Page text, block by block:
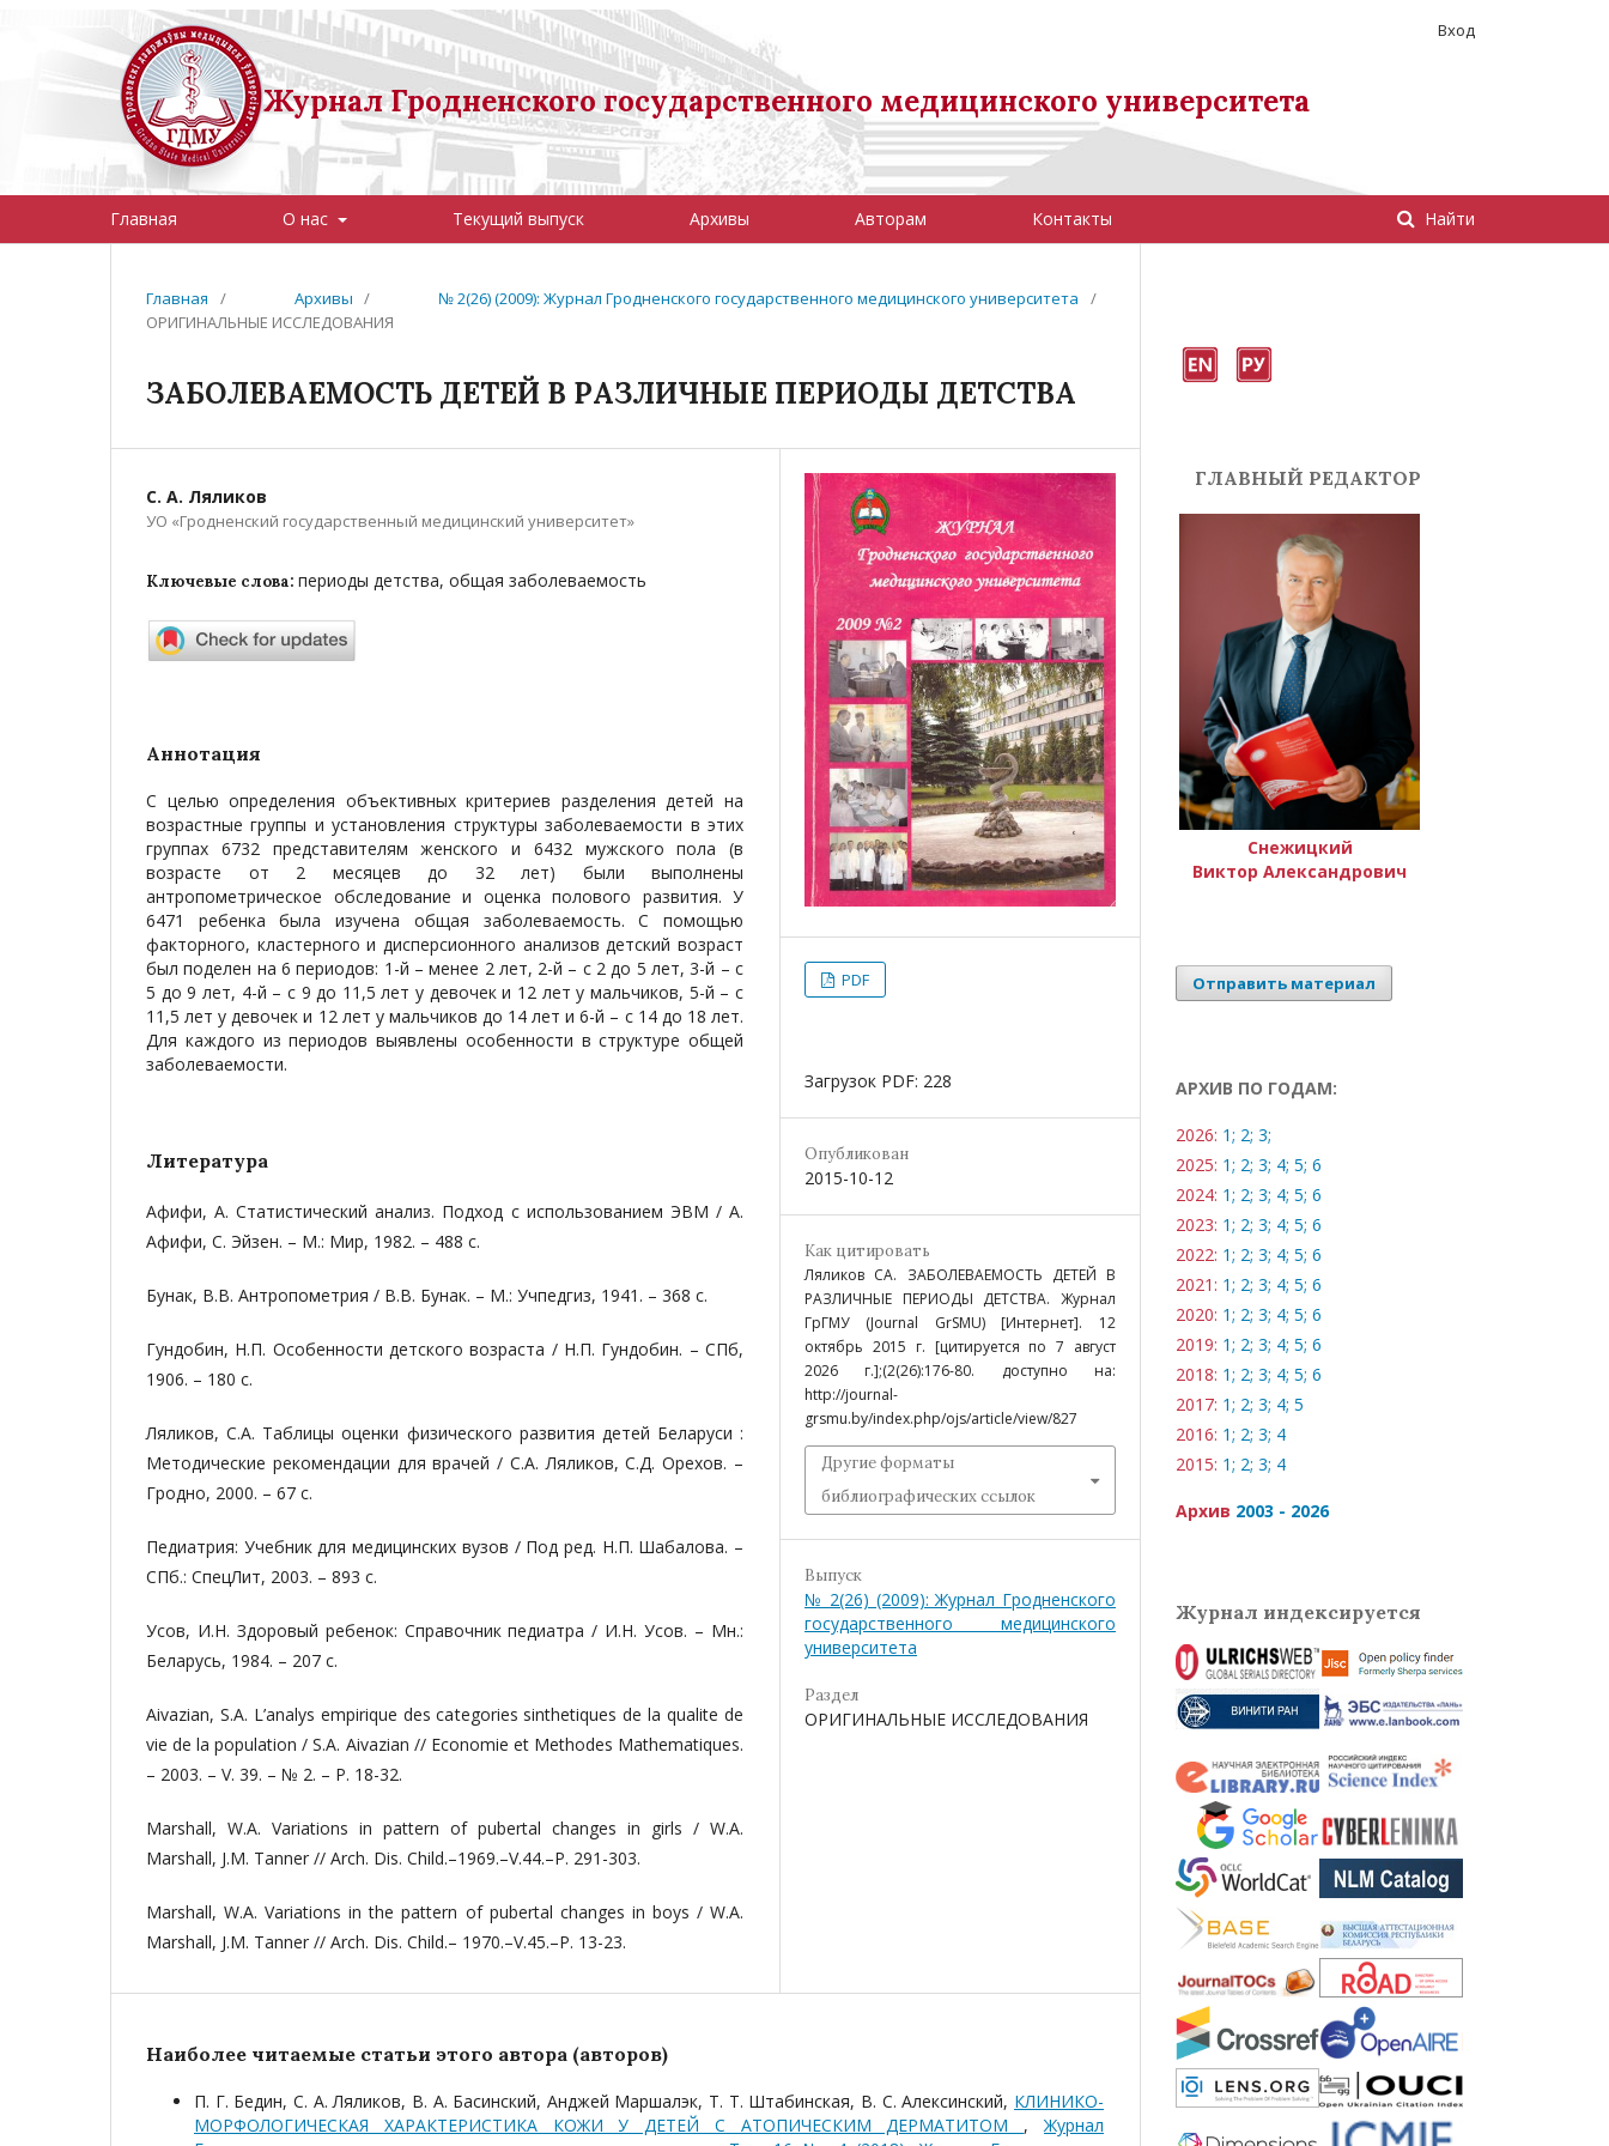
Журнал Гродненского государственного медицинского университета
Главная О нас Текущий выпуск Архивы Авторам Контакты Найти
Вход
Главная / Архивы / № 2(26) (2009): Журнал Гродненского государственного медицинского университета
/
ОРИГИНАЛЬНЫЕ ИССЛЕДОВАНИЯ
ЗАБОЛЕВАЕМОСТЬ ДЕТЕЙ В РАЗЛИЧНЫЕ ПЕРИОДЫ ДЕТСТВА
С. А. Ляликов
УО «Гродненский государственный медицинский университет»
Ключевые слова: периоды детства, общая заболеваемость
Аннотация
С целью определения объективных критериев разделения детей на
возрастные группы и установления структуры заболеваемости в этих
группах 6732 представителям женского и 6432 мужского пола (в
возрасте от 2 месяцев до 32 лет) были выполнены
антропометрическое обследование и оценка полового развития. У
6471 ребенка была изучена общая заболеваемость. С помощью
факторного, кластерного и дисперсионного анализов детский возраст
был поделен на 6 периодов: 1-й – менее 2 лет, 2-й – с 2 до 5 лет, 3-й – с
5 до 9 лет, 4-й – с 9 до 11,5 лет у девочек и 12 лет у мальчиков, 5-й – с
11,5 лет у девочек и 12 лет у мальчиков до 14 лет и 6-й – с 14 до 18 лет.
Для каждого из периодов выявлены особенности в структуре общей
заболеваемости.
Литература
Афифи, А. Статистический анализ. Подход с использованием ЭВМ / А.
Афифи, С. Эйзен. – М.: Мир, 1982. – 488 с.
Бунак, В.В. Антропометрия / В.В. Бунак. – М.: Учпедгиз, 1941. – 368 с.
Гундобин, Н.П. Особенности детского возраста / Н.П. Гундобин. – СПб,
1906. – 180 с.
Ляликов, С.А. Таблицы оценки физического развития детей Беларуси :
Методические рекомендации для врачей / С.А. Ляликов, С.Д. Орехов. –
Гродно, 2000. – 67 с.
Педиатрия: Учебник для медицинских вузов / Под ред. Н.П. Шабалова. –
СПб.: СпецЛит, 2003. – 893 с.
Усов, И.Н. Здоровый ребенок: Справочник педиатра / И.Н. Усов. – Мн.:
Беларусь, 1984. – 207 с.
Aivazian, S.A. L’analys empirique des categories sinthetiques de la qualite de
vie de la population / S.A. Aivazian // Economie et Methodes Mathematiques.
– 2003. – V. 39. – № 2. – P. 18-32.
Marshall, W.A. Variations in pattern of pubertal changes in girls / W.A.
Marshall, J.M. Tanner // Arch. Dis. Child.–1969.–V.44.–P. 291-303.
Marshall, W.A. Variations in the pattern of pubertal changes in boys / W.A.
Marshall, J.M. Tanner // Arch. Dis. Child.– 1970.–V.45.–P. 13-23.
PDF
Загрузок PDF: 228
Опубликован
2015-10-12
Как цитировать
Ляликов СА. ЗАБОЛЕВАЕМОСТЬ ДЕТЕЙ В
РАЗЛИЧНЫЕ ПЕРИОДЫ ДЕТСТВА. Журнал
ГрГМУ (Journal GrSMU) [Интернет]. 12
октябрь 2015 г. [цитируется по 7 август
2026 г.];(2(26):176-80. доступно на:
http://journal-
grsmu.by/index.php/ojs/article/view/827
Другие форматы
библиографических ссылок
Выпуск
№ 2(26) (2009): Журнал Гродненского
государственного медицинского
университета
Раздел
ОРИГИНАЛЬНЫЕ ИССЛЕДОВАНИЯ
Наиболее читаемые статьи этого автора (авторов)
П. Г. Бедин, С. А. Ляликов, В. А. Басинский, Анджей Маршалэк, Т. Т. Штабинская, В. С. Алексинский, КЛИНИКО-
МОРФОЛОГИЧЕСКАЯ ХАРАКТЕРИСТИКА КОЖИ У ДЕТЕЙ С АТОПИЧЕСКИМ ДЕРМАТИТОМ ,Журнал
ГЛАВНЫЙ РЕДАКТОР
Снежицкий
Виктор Александрович
Отправить материал
АРХИВ ПО ГОДАМ:
2026: 1; 2; 3;
2025: 1; 2; 3; 4; 5; 6
2024: 1; 2; 3; 4; 5; 6
2023: 1; 2; 3; 4; 5; 6
2022: 1; 2; 3; 4; 5; 6
2021: 1; 2; 3; 4; 5; 6
2020: 1; 2; 3; 4; 5; 6
2019: 1; 2; 3; 4; 5; 6
2018: 1; 2; 3; 4; 5; 6
2017: 1; 2; 3; 4; 5
2016: 1; 2; 3; 4
2015: 1; 2; 3; 4
Архив 2003 - 2026
Журнал индексируется